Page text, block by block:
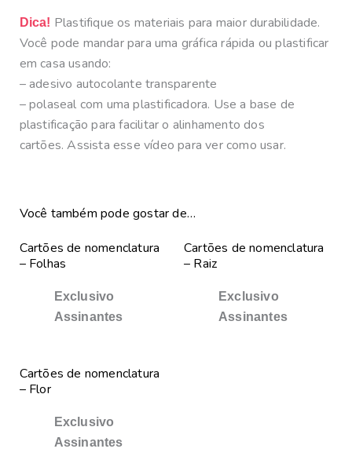
Dica! Plastifique os materiais para maior durabilidade.
Você pode mandar para uma gráfica rápida ou plastificar
em casa usando:
– adesivo autocolante transparente
– polaseal com uma plastificadora. Use a base de
plastificação para facilitar o alinhamento dos
cartões. Assista esse vídeo para ver como usar.
Você também pode gostar de…
Cartões de nomenclatura
– Folhas
Exclusivo
Assinantes
Cartões de nomenclatura
– Raiz
Exclusivo
Assinantes
Cartões de nomenclatura
– Flor
Exclusivo
Assinantes